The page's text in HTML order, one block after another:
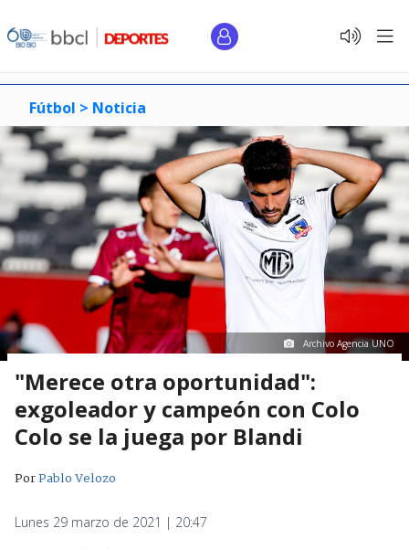
Fútbol > Noticia
Archivo Agencia UNO
"Merece otra oportunidad":
exgoleador y campeón con Colo
Colo se la juega por Blandi
PorPablo Velozo
Lunes 29 marzo de 2021 | 20:47